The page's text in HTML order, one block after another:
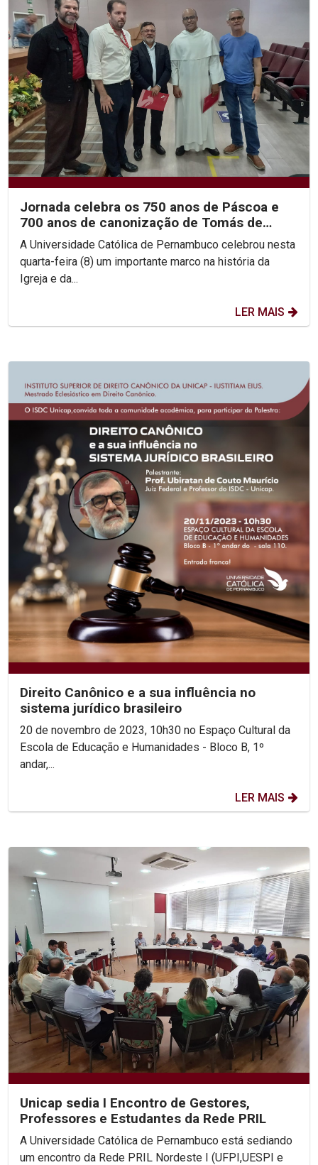
Jornada celebra os 750 anos de Páscoa e
700 anos de canonização de Tomás de
Aquino
A Universidade Católica de Pernambuco celebrou nesta
quarta-feira (8) um importante marco na história da
Igreja e da...
LER MAIS
Direito Canônico e a sua influência no
sistema jurídico brasileiro
20 de novembro de 2023, 10h30 no Espaço Cultural da
Escola de Educação e Humanidades - Bloco B, 1º
andar,...
LER MAIS
Unicap sedia I Encontro de Gestores,
Professores e Estudantes da Rede PRIL
A Universidade Católica de Pernambuco está sediando
um encontro da Rede PRIL Nordeste I (UFPI,UESPI e